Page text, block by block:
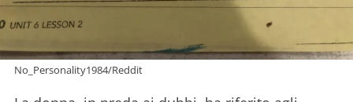
No_Personality1984/Reddit